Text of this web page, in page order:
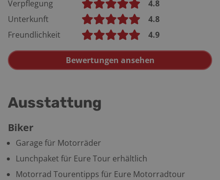
Verpflegung
4.8
Unterkunft
4.8
Freundlichkeit
4.9
Bewertungen ansehen
Ausstattung
Biker
Garage für Motorräder
Lunchpaket für Eure Tour erhältlich
Motorrad Tourentipps für Eure Motorradtour